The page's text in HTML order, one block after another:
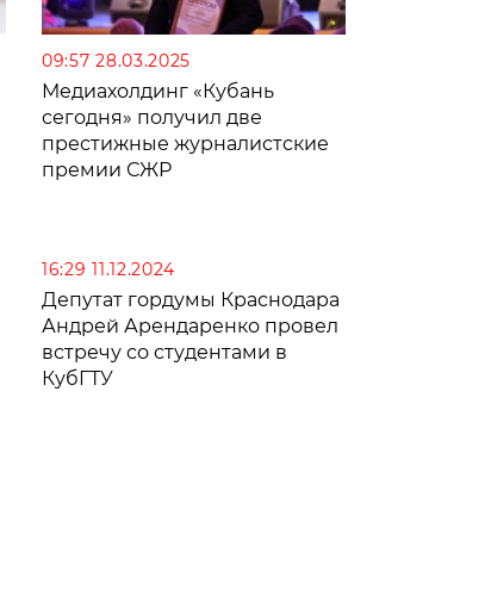
09:57 28.03.2025
Медиахолдинг «Кубань
сегодня» получил две
престижные журналистские
премии СЖР
16:29 11.12.2024
Депутат гордумы Краснодара
Андрей Арендаренко провел
встречу со студентами в
КубГТУ